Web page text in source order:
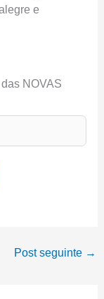
e
NOVAS
Post seguinte →